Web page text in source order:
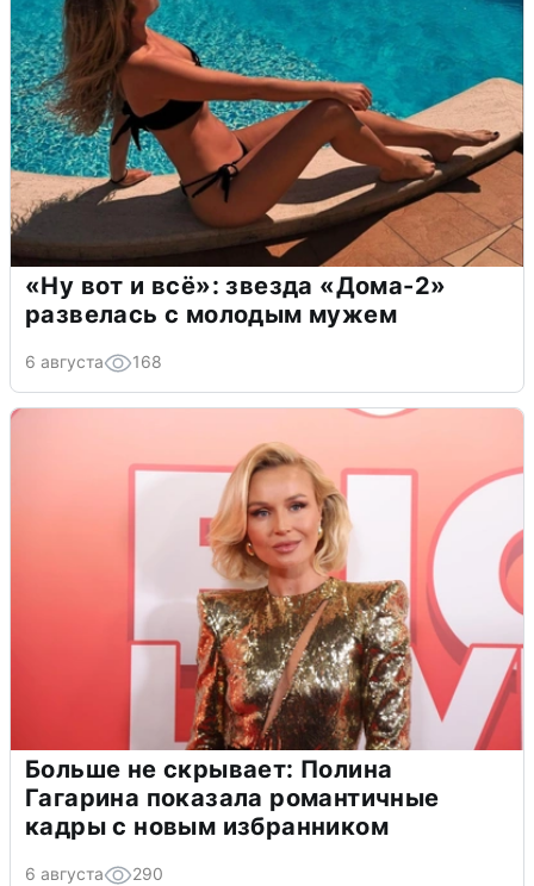
«Ну вот и всё»: звезда «Дома-2»
развелась с молодым мужем
6 августа 168
Больше не скрывает: Полина
Гагарина показала романтичные
кадры с новым избранником
6 августа 290